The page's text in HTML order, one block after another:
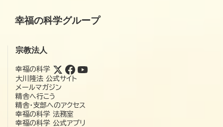
幸福の科学グループ
宗教法人
幸福の科学
大川隆法 公式サイト
メールマガジン
精舎へ行こう
精舎・支部へのアクセス
幸福の科学 法務室
幸福の科学 公式アプリ